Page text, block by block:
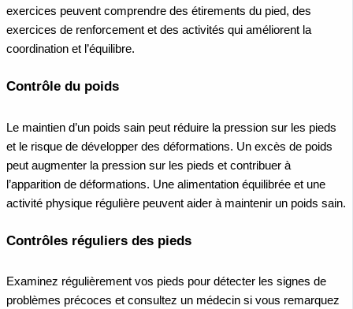
exercices peuvent comprendre des étirements du pied, des
exercices de renforcement et des activités qui améliorent la
coordination et l’équilibre.
Contrôle du poids
Le maintien d’un poids sain peut réduire la pression sur les pieds
et le risque de développer des déformations. Un excès de poids
peut augmenter la pression sur les pieds et contribuer à
l’apparition de déformations. Une alimentation équilibrée et une
activité physique régulière peuvent aider à maintenir un poids sain.
Contrôles réguliers des pieds
Examinez régulièrement vos pieds pour détecter les signes de
problèmes précoces et consultez un médecin si vous remarquez